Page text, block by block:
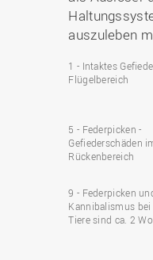
auszuleben
1 - Intaktes
Flügelbereich
5 - Federpicken -
Gefiederschäden
Rückenbereich
9 - Federpicken
Kannibalismus bei
Tiere sind ca. 2